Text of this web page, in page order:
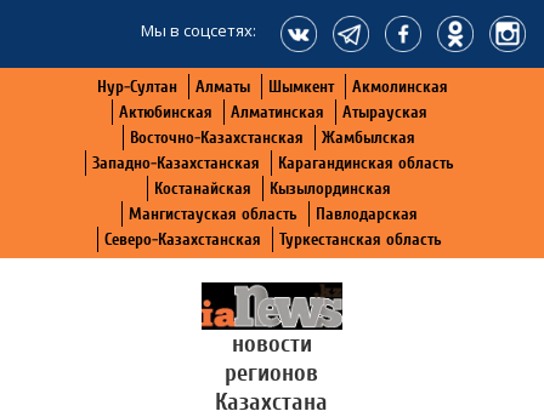
Мы в соцсетях:
Нур-Султан Алматы Шымкент
Акмолинская
Актюбинская
Алматинская
Атырауская
Восточно-Казахстанская
Жамбылская
Западно-Казахстанская
Карагандинская область
Костанайская
Кызылординская
Мангистауская область
Павлодарская
Северо-Казахстанская
Туркестанская область
новости
регионов
Казахстана